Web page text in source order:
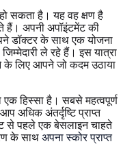
सकता है। यह वह क्षण है
हैं। अपनी अपॉइंटमेंट की
डॉक्टर के साथ एक योजना
ले रहे हैं। इस यात्रा
के लिए आपने जो कदम उठाया
हिस्सा है। सबसे महत्वपूर्ण
अधिक अंतर्दृष्टि प्राप्त
से पहले एक बेसलाइन चाहते
के साथ अपना स्कोर प्राप्त